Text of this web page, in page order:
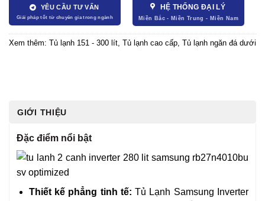
YÊU CẦU TƯ VẤN HỆ THỐNG ĐẠI LÝ
Xem thêm: Tủ lạnh 151 - 300 lít Tủ lạnh cao cấp Tủ lạnh ngăn đá dưới
GIỚI THIỆU
Đặc điểm nổi bật
Thiết kế phẳng tinh tế:Tủ Lạnh Samsung Inverter